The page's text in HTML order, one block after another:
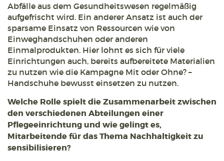
Abfälle aus dem Gesundheitswesen regelmäßig
aufgefrischt wird. Ein anderer Ansatz ist auch der
sparsame Einsatz von Ressourcen wie von
Einweghandschuhen oder anderen
Einmalprodukten. Hier lohnt es sich für viele
Einrichtungen auch, bereits aufbereitete Materialien
zu nutzen wie die Kampagne Mit oder Ohne? –
Handschuhe bewusst einsetzen zu nutzen.
Welche Rolle spielt die Zusammenarbeit zwischen
den verschiedenen Abteilungen einer
Pflegeeinrichtung und wie gelingt es,
Mitarbeitende für das Thema Nachhaltigkeit zu
sensibilisieren?